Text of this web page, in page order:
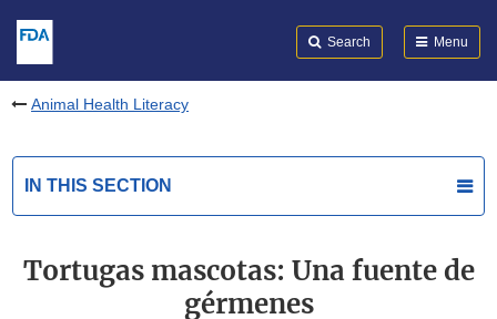
Search Menu
Animal Health Literacy
IN THIS SECTION
Tortugas mascotas: Una fuente de
gérmenes